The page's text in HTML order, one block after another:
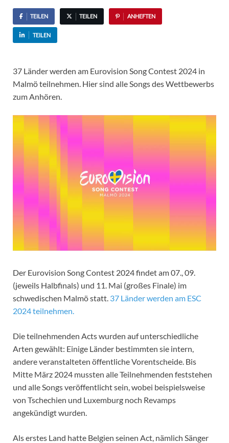
TEILEN TEILEN ANHEFTEN
TEILEN
37 Länder werden am Eurovision Song Contest 2024 in
Malmö teilnehmen. Hier sind alle Songs des Wettbewerbs
zum Anhören.
Der Eurovision Song Contest 2024 findet am 07., 09.
(jeweils Halbfinals) und 11. Mai (großes Finale) im
schwedischen Malmö statt. 37 Länder werden am ESC
2024 teilnehmen.
Die teilnehmenden Acts wurden auf unterschiedliche
Arten gewählt: Einige Länder bestimmten sie intern,
andere veranstalteten öffentliche Vorentscheide. Bis
Mitte März 2024 mussten alle Teilnehmenden feststehen
und alle Songs veröffentlicht sein, wobei beispielsweise
von Tschechien und Luxemburg noch Revamps
angekündigt wurden.
Als erstes Land hatte Belgien seinen Act, nämlich Sänger